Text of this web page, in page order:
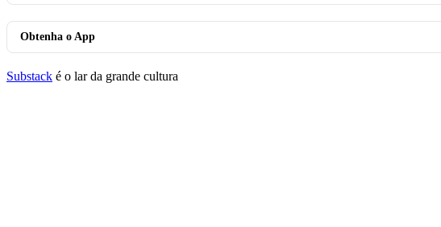
Obtenha o App
Substack é o lar da grande cultura